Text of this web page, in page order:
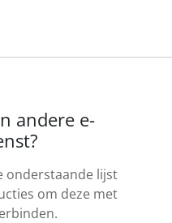
andere e-
onderstaande lijst
om deze met